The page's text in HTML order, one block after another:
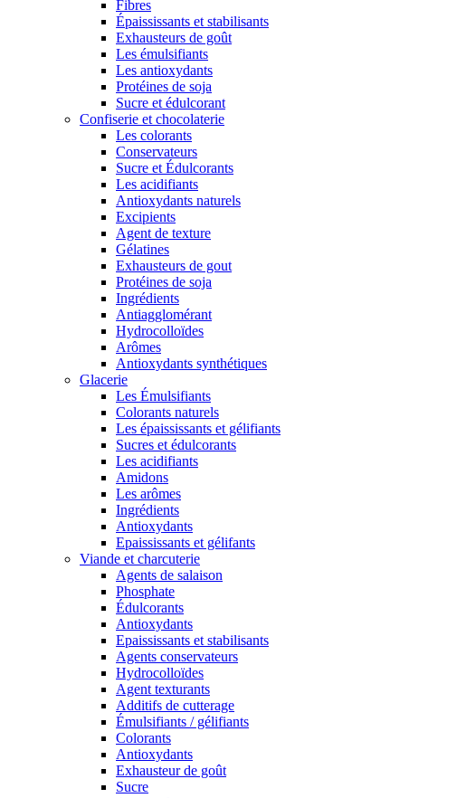
Fibres
Épaississants et stabilisants
Exhausteurs de goût
Les émulsifiants
Les antioxydants
Protéines de soja
Sucre et édulcorant
Confiserie et chocolaterie
Les colorants
Conservateurs
Sucre et Édulcorants
Les acidifiants
Antioxydants naturels
Excipients
Agent de texture
Gélatines
Exhausteurs de gout
Protéines de soja
Ingrédients
Antiagglomérant
Hydrocolloïdes
Arômes
Antioxydants synthétiques
Glacerie
Les Émulsifiants
Colorants naturels
Les épaississants et gélifiants
Sucres et édulcorants
Les acidifiants
Amidons
Les arômes
Ingrédients
Antioxydants
Epaississants et gélifants
Viande et charcuterie
Agents de salaison
Phosphate
Édulcorants
Antioxydants
Epaississants et stabilisants
Agents conservateurs
Hydrocolloïdes
Agent texturants
Additifs de cutterage
Émulsifiants / gélifiants
Colorants
Antioxydants
Exhausteur de goût
Sucre